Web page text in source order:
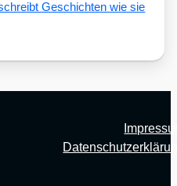
Geschich­ten wie sie